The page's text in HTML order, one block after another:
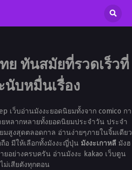
ย ทันสมัยที่รวดเร็วที่
นับหมื่นเรื่อง
เว็บอ่านมังงะยอดนิยมทั้งจาก comico กา
ยหลากหลายทั้งยอดนิยมประจำวัน ประจำ
สูงสุดตลอดกาล อ่านง่ายๆภายในจิ้มเดียว
อ มีให้เลือกทั้งมังงะญี่ปุ่น มังงะเกาหลีมังฮ
อย่างครบครัน อ่านมังงะ kakao เว็บตูน
ม่เสียตังทุกตอน